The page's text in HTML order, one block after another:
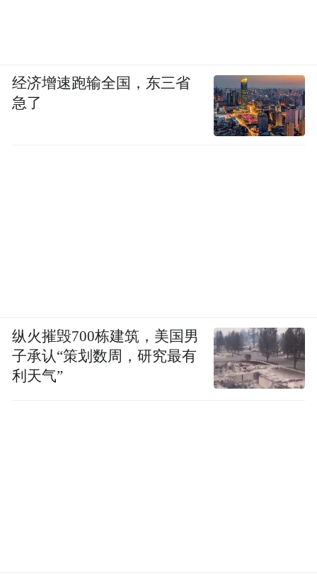
经济增速跑输全国，东三省
急了
纵火摧毁700栋建筑，美国男
子承认“策划数周，研究最有
利天气”